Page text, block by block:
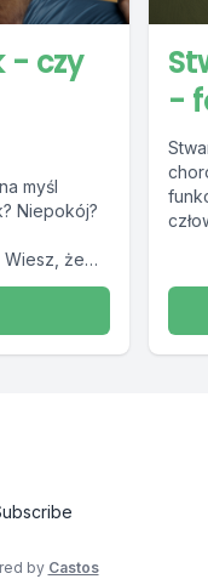
- czy
myśl
Niepokój?
że
-
by Castos